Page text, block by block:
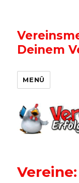
Deinem
MENÜ